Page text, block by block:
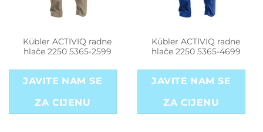
Kübler ACTIVIQ radne
hlače 2250 5365-2599
JAVITE NAM SE
ZA CIJENU
Kübler ACTIVIQ radne
hlače 2250 5365-4699
JAVITE NAM SE
ZA CIJENU